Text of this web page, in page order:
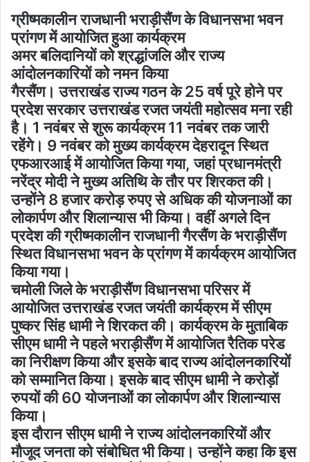
ग्रीष्मकालीन राजधानी भराड़ीसैंण के विधानसभा भवन
प्रांगण में आयोजित हुआ कार्यक्रम
अमर बलिदानियों को श्रद्धांजलि और राज्य
आंदोलनकारियों को नमन किया
गैरसैंण। उत्तराखंड राज्य गठन के 25 वर्ष पूरे होने पर
प्रदेश सरकार उत्तराखंड रजत जयंती महोत्सव मना रही
है। 1 नवंबर से शुरू कार्यक्रम 11 नवंबर तक जारी
रहेंगे। 9 नवंबर को मुख्य कार्यक्रम देहरादून स्थित
एफआरआई में आयोजित किया गया, जहां प्रधानमंत्री
नरेंद्र मोदी ने मुख्य अतिथि के तौर पर शिरकत की।
उन्होंने 8 हजार करोड़ रुपए से अधिक की योजनाओं का
लोकार्पण और शिलान्यास भी किया। वहीं अगले दिन
प्रदेश की ग्रीष्मकालीन राजधानी गैरसैंण के भराड़ीसैंण
स्थित विधानसभा भवन के प्रांगण में कार्यक्रम आयोजित
किया गया।
चमोली जिले के भराड़ीसैंण विधानसभा परिसर में
आयोजित उत्तराखंड रजत जयंती कार्यक्रम में सीएम
पुष्कर सिंह धामी ने शिरकत की। कार्यक्रम के मुताबिक
सीएम धामी ने पहले भराड़ीसैंण में आयोजित रैतिक परेड
का निरीक्षण किया और इसके बाद राज्य आंदोलनकारियों
को सम्मानित किया। इसके बाद सीएम धामी ने करोड़ों
रुपयों की 60 योजनाओं का लोकार्पण और शिलान्यास
किया।
इस दौरान सीएम धामी ने राज्य आंदोलनकारियों और
मौजूद जनता को संबोधित भी किया। उन्होंने कहा कि इस